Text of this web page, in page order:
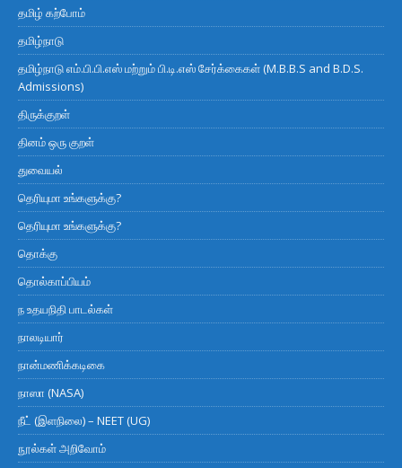
தமிழ் கற்போம்
தமிழ்நாடு
தமிழ்நாடு எம்.பி.பி.எஸ் மற்றும் பி.டி.எஸ் சேர்க்கைகள் (M.B.B.S and B.D.S.
Admissions)
திருக்குறள்
தினம் ஒரு குறள்
துவையல்
தெரியுமா உங்களுக்கு?
தெரியுமா உங்களுக்கு?
தொக்கு
தொல்காப்பியம்
ந உதயநிதி பாடல்கள்
நாலடியார்
நான்மணிக்கடிகை
நாஸா (NASA)
நீட் (இளநிலை) – NEET (UG)
நூல்கள் அறிவோம்